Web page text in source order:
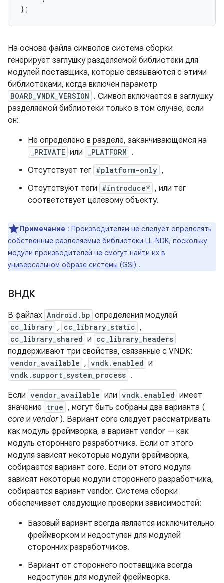
};
На основе файла символов система сборки
генерирует заглушку разделяемой библиотеки для
модулей поставщика, которые связываются с этими
библиотеками, когда включен параметр
BOARD_VNDK_VERSION . Символ включается в заглушку
разделяемой библиотеки только в том случае, если
он:
Не определено в разделе, заканчивающемся на
_PRIVATE или _PLATFORM .
Отсутствует тег #platform-only ,
Отсутствуют теги #introduce* , или тег
соответствует целевому объекту.
Примечание : Производителям не следует определять
собственные разделяемые библиотеки LL-NDK, поскольку
модули производителей не смогут найти их в
универсальном образе системы (GSI) .
ВНДК
В файлах Android.bp определения модулей
cc_library , cc_library_static ,
cc_library_shared и cc_library_headers
поддерживают три свойства, связанные с VNDK:
vendor_available , vndk.enabled и
vndk.support_system_process .
Если vendor_available или vndk.enabled имеет
значение true , могут быть собраны два варианта (
core и vendor). Вариант core следует рассматривать
как модуль фреймворка, а вариант vendor — как
модуль стороннего разработчика. Если от этого
модуля зависят некоторые модули фреймворка,
собирается вариант core. Если от этого модуля
зависят некоторые модули стороннего разработчика,
собирается вариант vendor. Система сборки
обеспечивает следующие проверки зависимостей:
Базовый вариант всегда является исключительно
фреймворком и недоступен для модулей
сторонних разработчиков.
Вариант от стороннего поставщика всегда
недоступен для модулей фреймворка.